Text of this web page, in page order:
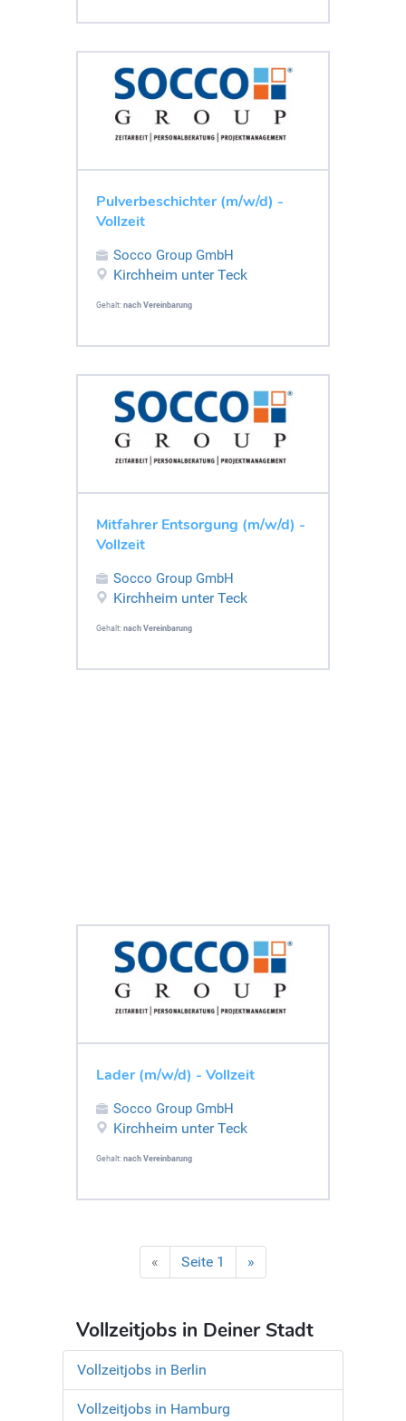
Pulverbeschichter (m/w/d) -
Vollzeit
Socco Group GmbH
Kirchheim unter Teck
Gehalt: nach Vereinbarung
Mitfahrer Entsorgung (m/w/d) -
Vollzeit
Socco Group GmbH
Kirchheim unter Teck
Gehalt: nach Vereinbarung
Lader (m/w/d) - Vollzeit
Socco Group GmbH
Kirchheim unter Teck
Gehalt: nach Vereinbarung
« Seite 1 »
Vollzeitjobs in Deiner Stadt
Vollzeitjobs in Berlin
Vollzeitjobs in Hamburg